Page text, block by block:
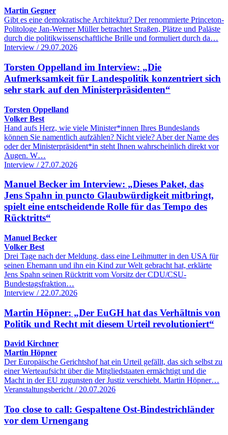
Martin Gegner
Gibt es eine demokratische Architektur? Der renommierte Princeton-
Politologe Jan-Werner Müller betrachtet Straßen, Plätze und Paläste
durch die politikwissenschaftliche Brille und formuliert durch da…
Interview / 29.07.2026
Torsten Oppelland im Interview: „Die
Aufmerksamkeit für Landespolitik konzentriert sich
sehr stark auf den Ministerpräsidenten“
Torsten Oppelland
Volker Best
Hand aufs Herz, wie viele Minister*innen Ihres Bundeslands
können Sie namentlich aufzählen? Nicht viele? Aber der Name des
oder der Ministerpräsident*in steht Ihnen wahrscheinlich direkt vor
Augen. W…
Interview / 27.07.2026
Manuel Becker im Interview: „Dieses Paket, das
Jens Spahn in puncto Glaubwürdigkeit mitbringt,
spielt eine entscheidende Rolle für das Tempo des
Rücktritts“
Manuel Becker
Volker Best
Drei Tage nach der Meldung, dass eine Leihmutter in den USA für
seinen Ehemann und ihn ein Kind zur Welt gebracht hat, erklärte
Jens Spahn seinen Rücktritt vom Vorsitz der CDU/CSU-
Bundestagsfraktion…
Interview / 22.07.2026
Martin Höpner: „Der EuGH hat das Verhältnis von
Politik und Recht mit diesem Urteil revolutioniert“
David Kirchner
Martin Höpner
Der Europäische Gerichtshof hat ein Urteil gefällt, das sich selbst zu
einer Werteaufsicht über die Mitgliedstaaten ermächtigt und die
Macht in der EU zugunsten der Justiz verschiebt. Martin Höpner…
Veranstaltungsbericht / 20.07.2026
Too close to call: Gespaltene Ost-Bindestrichländer
vor dem Urnengang